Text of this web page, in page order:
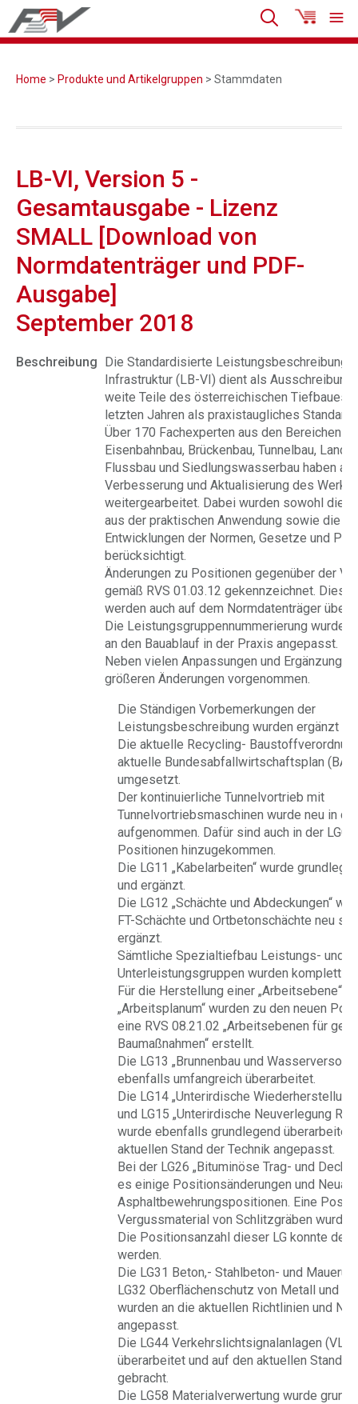
Home > Produkte und Artikelgruppen > Stammdaten
LB-VI, Version 5 -
Gesamtausgabe - Lizenz
SMALL [Download von
Normdatenträger und PDF-
Ausgabe]
September 2018
Beschreibung Die Standardisierte Leistungsbeschreibung
Infrastruktur (LB-VI) dient als
weite Teile des österreichischen Tiefbaues.
letzten Jahren als praxistaugliches
Über 170 Fachexperten aus den Bereichen
Eisenbahnbau, Brückenbau, Tunnelbau,
Flussbau und Siedlungswasserbau haben an
Verbesserung und Aktualisierung des
weitergearbeitet. Dabei wurden sowohl die
aus der praktischen Anwendung sowie die
Entwicklungen der Normen, Gesetze und
berücksichtigt.
Änderungen zu Positionen gegenüber der
gemäß RVS 01.03.12 gekennzeichnet. Diese
werden auch auf dem Normdatenträger
Die Leistungsgruppennummerierung wurde
an den Bauablauf in der Praxis angepasst.
Neben vielen Anpassungen und
größeren Änderungen vorgenommen.
Die Ständigen Vorbemerkungen der
Leistungsbeschreibung wurden ergänzt
Die aktuelle Recycling-
aktuelle Bundesabfallwirtschaftsplan
umgesetzt.
Der kontinuierliche Tunnelvortrieb mit
Tunnelvortriebsmaschinen wurde neu in
aufgenommen. Dafür sind auch in der
Positionen hinzugekommen.
Die LG11 „Kabelarbeiten“ wurde
und ergänzt.
Die LG12 „Schächte und Abdeckungen“
FT-Schächte und Ortbetonschächte neu
ergänzt.
Sämtliche Spezialtiefbau Leistungs- und
Unterleistungsgruppen wurden komplett
Für die Herstellung einer „Arbeitsebene“
„Arbeitsplanum“ wurden zu den neuen
eine RVS 08.21.02 „Arbeitsebenen für
Baumaßnahmen“ erstellt.
Die LG13 „Brunnenbau und
ebenfalls umfangreich überarbeitet.
Die LG14 „Unterirdische Wiederherstellung
und LG15 „Unterirdische Neuverlegung
wurde ebenfalls grundlegend überarbeitet
aktuellen Stand der Technik angepasst.
Bei der LG26 „Bituminöse Trag- und
es einige Positionsänderungen und
Asphaltbewehrungspositionen. Eine
Vergussmaterial von Schlitzgräben wurde
Die Positionsanzahl dieser LG konnte
werden.
Die LG31 Beton,- Stahlbeton- und
LG32 Oberflächenschutz von Metall und LG
wurden an die aktuellen Richtlinien und
angepasst.
Die LG44 Verkehrslichtsignalanlagen
überarbeitet und auf den aktuellen Stand
gebracht.
Die LG58 Materialverwertung wurde